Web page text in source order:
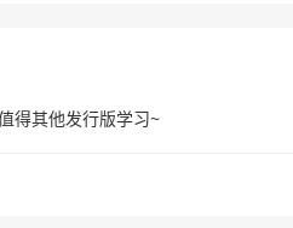
得其他发行版学习~